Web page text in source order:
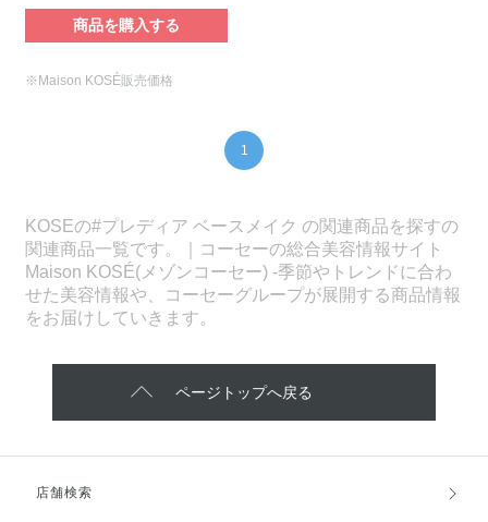
商品を購入する
※Maison KOSÉ販売価格
1
KOSEの#プレディア ベースメイク の関連商品を探すの
関連商品一覧です。｜コーセーの総合美容情報サイト
Maison KOSÉ(メゾンコーセー) -季節やトレンドに合わ
せた美容情報や、コーセーグループが展開する商品情報
をお届けしていきます。
ページトップへ戻る
店舗検索